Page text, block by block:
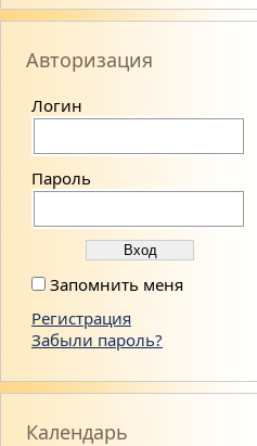
Авторизация
Логин
Пароль
Запомнить меня
Регистрация
Забыли пароль?
Календарь